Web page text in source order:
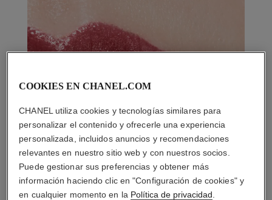
COOKIES EN CHANEL.COM
CHANEL utiliza cookies y tecnologías similares para
personalizar el contenido y ofrecerle una experiencia
personalizada, incluidos anuncios y recomendaciones
relevantes en nuestro sitio web y con nuestros socios.
Puede gestionar sus preferencias y obtener más
información haciendo clic en "Configuración de cookies" y
en cualquier momento en la Política de privacidad